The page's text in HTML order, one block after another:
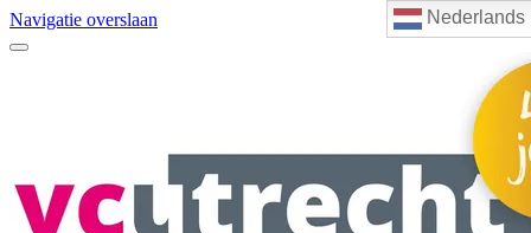
Nederlands
Navigatie overslaan